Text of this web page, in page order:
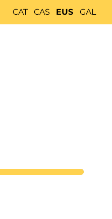
CAT CAS EUS GAL